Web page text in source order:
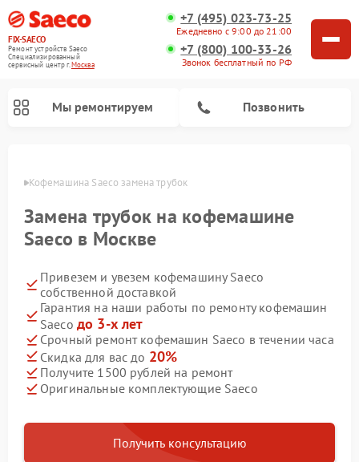
FIX-SAECO
Ремонт устройств Saeco
Специализированный
cервисный центр г.Москва
+7 (495) 023-73-25
Ежедневно с 9:00 до 21:00
+7 (800) 100-33-26
Звонок бесплатный по РФ
Мы ремонтируем Позвонить
Кофемашина Saeco замена трубок
Замена трубок на кофемашине
Saeco в Москве
Привезем и увезем кофемашину Saeco
собственной доставкой
Гарантия на наши работы по ремонту кофемашин
Saeco до 3-х лет
Срочный ремонт кофемашин Saeco в течении часа
Скидка для вас до 20%
Получите 1500 рублей на ремонт
Оригинальные комплектующие Saeco
Получить консультацию